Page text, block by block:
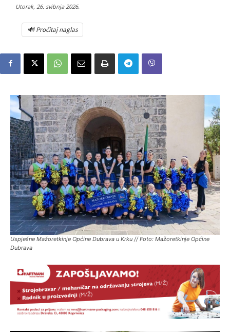
Utorak, 26. svibnja 2026.
🔊 Pročitaj naglas
Uspješne Mažoretkinje Općine Dubrava u Krku // Foto: Mažoretkinje Općine
Dubrava